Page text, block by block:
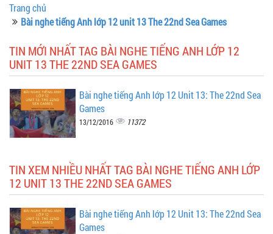
Trang chủ
Bài nghe tiếng Anh lớp 12 unit 13 The 22nd Sea Games
TIN MỚI NHẤT TAG BÀI NGHE TIẾNG ANH LỚP 12
UNIT 13 THE 22ND SEA GAMES
Bài nghe tiếng Anh lớp 12 Unit 13: The 22nd Sea
Games
13/12/2016 11372
TIN XEM NHIỀU NHẤT TAG BÀI NGHE TIẾNG ANH LỚP
12 UNIT 13 THE 22ND SEA GAMES
Bài nghe tiếng Anh lớp 12 Unit 13: The 22nd Sea
Games